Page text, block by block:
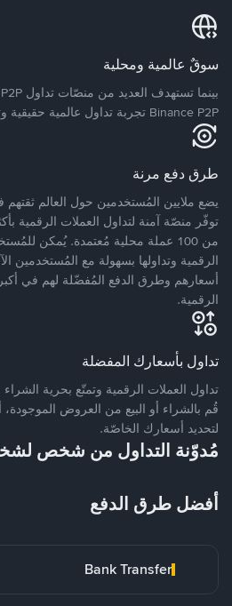
سوقٌ عالمية ومحلية
Binance P2P تجربة تداول عالمية حقيقية وتدعم أكثر من 70 عملة محلية.
طرق دفع مرنة
من 100 عملة محلية مُعتمدة. يُمكن
الرقمية وتداولها بسهولة مع المُستخدمين
أسعارهم وطرق الدفع المُفضّلة لهم في
الرقمية.
تداول بأسعارك المفضلة
تداول العملات الرقمية وتمتّع بحرية
قُم بالشراء أو البيع من العروض الموجودة،
لتحديد أسعارك الخاصّة.
مُدوّنة التداول من شخص
أفضل طرق الدفع
Bank Transfer